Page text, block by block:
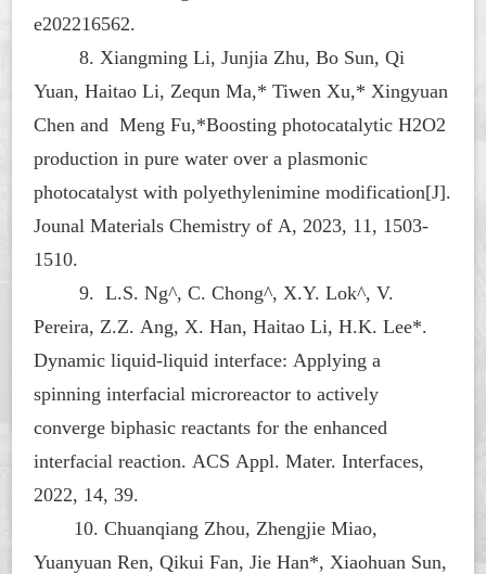
e202216562.
8. Xiangming Li, Junjia Zhu, Bo Sun, Qi
Yuan, Haitao Li, Zequn Ma,* Tiwen Xu,* Xingyuan
Chen and Meng Fu,*Boosting photocatalytic H2O2
production in pure water over a plasmonic
photocatalyst with polyethylenimine modification[J].
Jounal Materials Chemistry of A, 2023, 11, 1503-
1510.
9. L.S. Ng^, C. Chong^, X.Y. Lok^, V.
Pereira, Z.Z. Ang, X. Han, Haitao Li, H.K. Lee*.
Dynamic liquid-liquid interface: Applying a
spinning interfacial microreactor to actively
converge biphasic reactants for the enhanced
interfacial reaction. ACS Appl. Mater. Interfaces,
2022, 14, 39.
10. Chuanqiang Zhou, Zhengjie Miao,
Yuanyuan Ren, Qikui Fan, Jie Han*, Xiaohuan Sun,